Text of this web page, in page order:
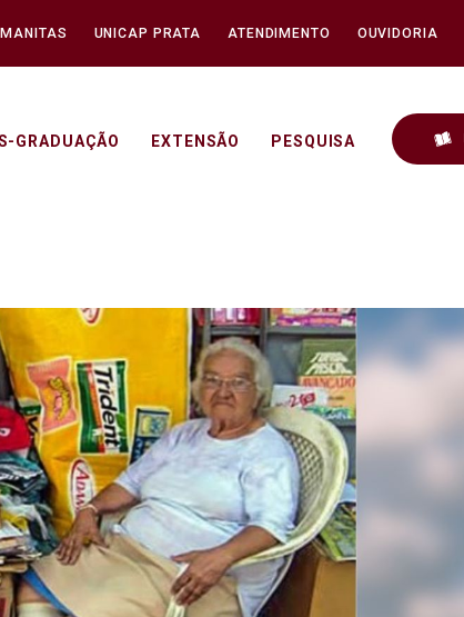
UNICAP PRATA ATENDIMENTO OUVIDORIA
GRADUAÇÃO EXTENSÃO PESQUISA
2026 - Unicap